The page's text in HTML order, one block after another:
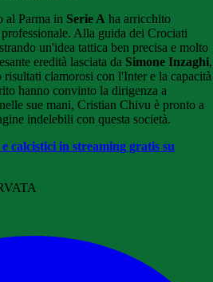
al Parma in Serie A ha arricchito
Alla guida dei Crociati
un'idea tattica ben precisa e molto
eredità lasciata da Simone Inzaghi,
clamorosi con l'Inter e la capacità
hanno convinto la dirigenza a
sue mani, Cristian Chivu è pronto a
indelebili con questa società.
calcistici in streaming gratis su